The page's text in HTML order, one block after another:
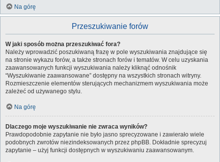
Na górę
Przeszukiwanie forów
W jaki sposób można przeszukiwać fora?
Należy wprowadzić poszukiwaną frazę w pole wyszukiwania znajdujące się
na stronie wykazu forów, a także stronach forów i tematów. W celu uzyskania
zaawansowanych funkcji wyszukiwania należy kliknąć odnośnik
“Wyszukiwanie zaawansowane” dostępny na wszystkich stronach witryny.
Rozmieszczenie elementów sterujących mechanizmem wyszukiwania może
zależeć od używanego stylu.
Na górę
Dlaczego moje wyszukiwanie nie zwraca wyników?
Prawdopodobnie zapytanie nie było jasno sprecyzowane i zawierało wiele
podobnych zwrotów niezindeksowanych przez phpBB. Dokładnie sprecyzuj
zapytanie – użyj funkcji dostępnych w wyszukiwaniu zaawansowanym.